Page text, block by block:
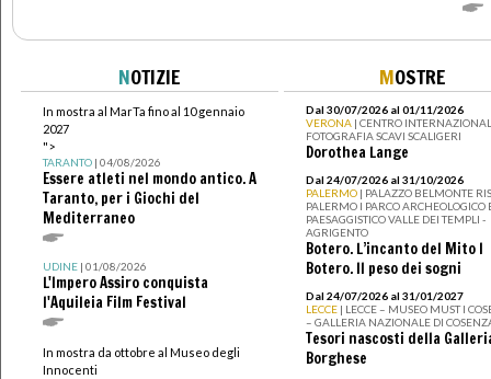
NOTIZIE
In mostra al MarTa fino al 10 gennaio
2027
">
TARANTO| 04/08/2026
Essere atleti nel mondo antico. A
Taranto, per i Giochi del
Mediterraneo
UDINE| 01/08/2026
L'Impero Assiro conquista
l'Aquileia Film Festival
In mostra da ottobre al Museo degli
Innocenti
MOSTRE
Dal 30/07/2026 al 01/11/2026
VERONA | CENTRO
FOTOGRAFIA SCAVI SCALIGERI
Dorothea Lange
Dal 24/07/2026 al 31/10/2026
PALERMO | PALAZZO BELMONTE
PALERMO I PARCO ARCHEOLOGICO
PAESAGGISTICO VALLE DEI TEMPLI -
AGRIGENTO
Botero. L’incanto del Mito I
Botero. Il peso dei sogni
Dal 24/07/2026 al 31/01/2027
LECCE | LECCE – MUSEO MUST I
– GALLERIA NAZIONALE DI
Tesori nascosti della
Borghese